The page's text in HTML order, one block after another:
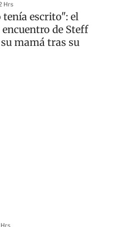
Hrs
tenía escrito": el
de Steff
mamá tras su